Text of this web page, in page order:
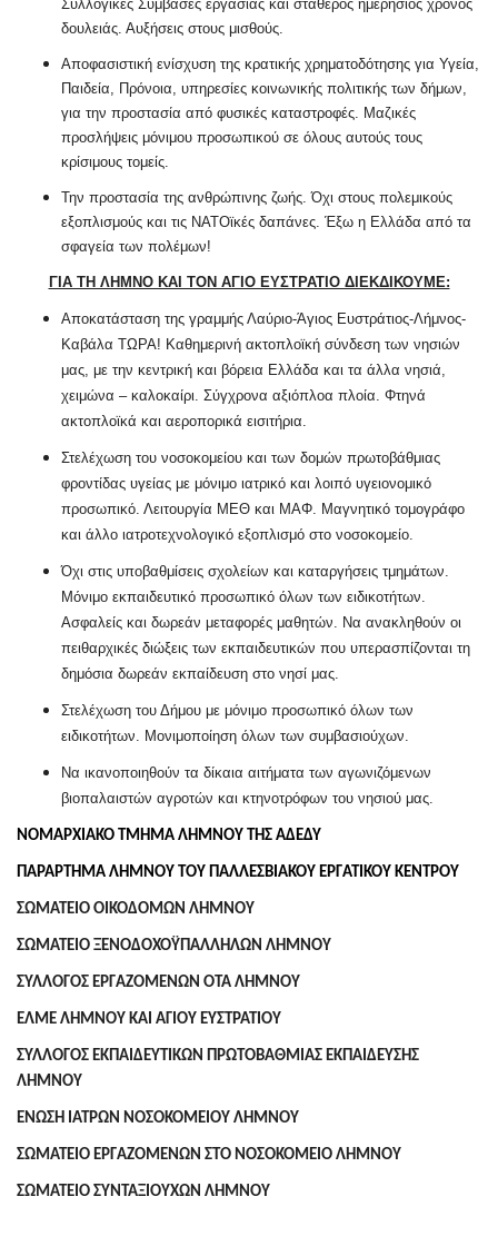
Συλλογικές Συμβάσες εργασίας και σταθερός ημερήσιος χρόνος
δουλειάς. Αυξήσεις στους μισθούς.
Αποφασιστική ενίσχυση της κρατικής χρηματοδότησης για Υγεία,
Παιδεία, Πρόνοια, υπηρεσίες κοινωνικής πολιτικής των δήμων,
για την προστασία από φυσικές καταστροφές. Μαζικές
προσλήψεις μόνιμου προσωπικού σε όλους αυτούς τους
κρίσιμους τομείς.
Την προστασία της ανθρώπινης ζωής. Όχι στους πολεμικούς
εξοπλισμούς και τις ΝΑΤΟϊκές δαπάνες. Έξω η Ελλάδα από τα
σφαγεία των πολέμων!
ΓΙΑ ΤΗ ΛΗΜΝΟ ΚΑΙ ΤΟΝ ΑΓΙΟ ΕΥΣΤΡΑΤΙΟ ΔΙΕΚΔΙΚΟΥΜΕ:
Αποκατάσταση της γραμμής Λαύριο-Άγιος Ευστράτιος-Λήμνος-
Καβάλα ΤΩΡΑ! Καθημερινή ακτοπλοϊκή σύνδεση των νησιών
μας, με την κεντρική και βόρεια Ελλάδα και τα άλλα νησιά,
χειμώνα – καλοκαίρι. Σύγχρονα αξιόπλοα πλοία. Φτηνά
ακτοπλοϊκά και αεροπορικά εισιτήρια.
Στελέχωση του νοσοκομείου και των δομών πρωτοβάθμιας
φροντίδας υγείας με μόνιμο ιατρικό και λοιπό υγειονομικό
προσωπικό. Λειτουργία ΜΕΘ και ΜΑΦ. Μαγνητικό τομογράφο
και άλλο ιατροτεχνολογικό εξοπλισμό στο νοσοκομείο.
Όχι στις υποβαθμίσεις σχολείων και καταργήσεις τμημάτων.
Μόνιμο εκπαιδευτικό προσωπικό όλων των ειδικοτήτων.
Ασφαλείς και δωρεάν μεταφορές μαθητών. Να ανακληθούν οι
πειθαρχικές διώξεις των εκπαιδευτικών που υπερασπίζονται τη
δημόσια δωρεάν εκπαίδευση στο νησί μας.
Στελέχωση του Δήμου με μόνιμο προσωπικό όλων των
ειδικοτήτων. Μονιμοποίηση όλων των συμβασιούχων.
Να ικανοποιηθούν τα δίκαια αιτήματα των αγωνιζόμενων
βιοπαλαιστών αγροτών και κτηνοτρόφων του νησιού μας.
ΝΟΜΑΡΧΙΑΚΟ ΤΜΗΜΑ ΛΗΜΝΟΥ ΤΗΣ ΑΔΕΔΥ
ΠΑΡΑΡΤΗΜΑ ΛΗΜΝΟΥ ΤΟΥ ΠΑΛΛΕΣΒΙΑΚΟΥ ΕΡΓΑΤΙΚΟΥ ΚΕΝΤΡΟΥ
ΣΩΜΑΤΕΙΟ ΟΙΚΟΔΟΜΩΝ ΛΗΜΝΟΥ
ΣΩΜΑΤΕΙΟ ΞΕΝΟΔΟΧΟΫΠΑΛΛΗΛΩΝ ΛΗΜΝΟΥ
ΣΥΛΛΟΓΟΣ ΕΡΓΑΖΟΜΕΝΩΝ ΟΤΑ ΛΗΜΝΟΥ
ΕΛΜΕ ΛΗΜΝΟΥ ΚΑΙ ΑΓΙΟΥ ΕΥΣΤΡΑΤΙΟΥ
ΣΥΛΛΟΓΟΣ ΕΚΠΑΙΔΕΥΤΙΚΩΝ ΠΡΩΤΟΒΑΘΜΙΑΣ ΕΚΠΑΙΔΕΥΣΗΣ
ΛΗΜΝΟΥ
ΕΝΩΣΗ ΙΑΤΡΩΝ ΝΟΣΟΚΟΜΕΙΟΥ ΛΗΜΝΟΥ
ΣΩΜΑΤΕΙΟ ΕΡΓΑΖΟΜΕΝΩΝ ΣΤΟ ΝΟΣΟΚΟΜΕΙΟ ΛΗΜΝΟΥ
ΣΩΜΑΤΕΙΟ ΣΥΝΤΑΞΙΟΥΧΩΝ ΛΗΜΝΟΥ